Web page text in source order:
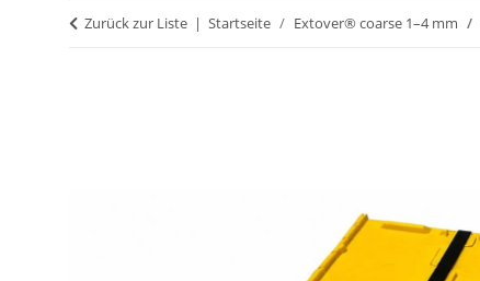
Zurück zur Liste Startseite Extover® coarse 1–4 mm